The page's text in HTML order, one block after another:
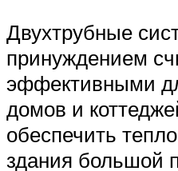
Двухтрубные
принуждением
эффективными
домов и
обеспечить
здания большой